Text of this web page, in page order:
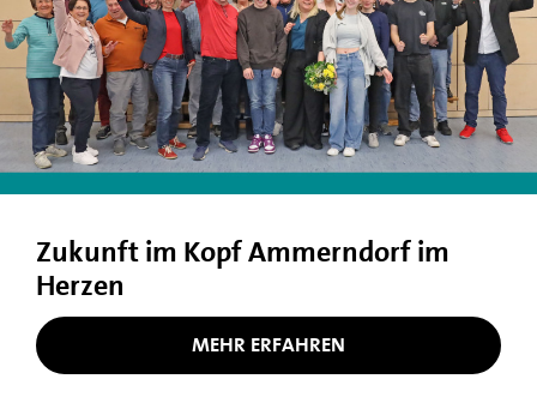
Zukunft im Kopf Ammerndorf im
Herzen
MEHR ERFAHREN